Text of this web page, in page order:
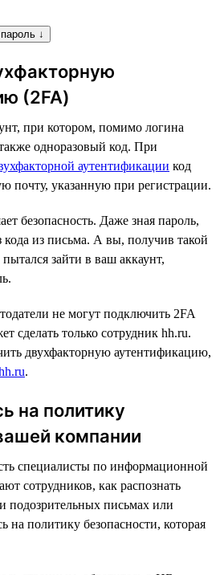
↓
(2FA)
при котором, помимо логина
одноразовый код. При
аутентификации код
почту, указанную при регистрации.
безопасность. Даже зная пароль,
из письма. А вы, получив такой
зайти в ваш аккаунт,
не могут подключить 2FA
сделать только сотрудник hh.ru.
двухфакторную аутентификацию,
.
на политику
компании
специалисты по информационной
сотрудников, как распознать
подозрительных письмах или
на политику безопасности, которая